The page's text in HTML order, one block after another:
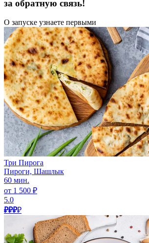
за обратную связь!
О запуске узнаете первыми
Три Пирога
Пироги, Шашлык
60 мин.
от 1 500 ₽
5.0
₽₽₽₽